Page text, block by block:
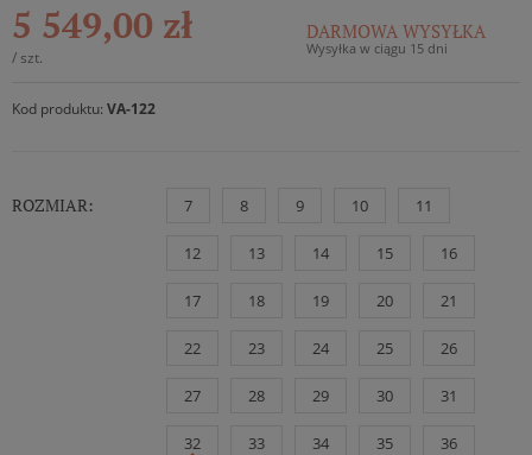
5 549,00 zł
/ szt.
DARMOWA WYSYŁKA
Wysyłka w ciągu 15 dni
Kod produktu: VA-122
ROZMIAR: 7 8 9 10 11
12 13 14 15 16
17 18 19 20 21
22 23 24 25 26
27 28 29 30 31
32 33 34 35 36